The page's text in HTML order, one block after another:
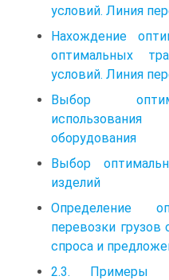
условий. Линия
Нахождение
оптимальных
условий. Линия
Выбор
оборудования
Выбор
изделий
Определение
перевозки
спроса и
2.3. Примеры